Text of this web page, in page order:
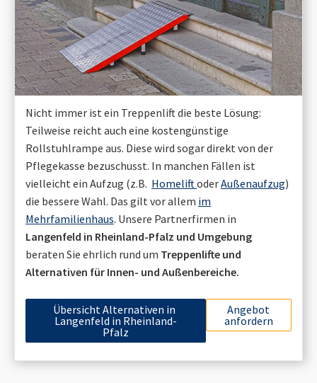
Nicht immer ist ein Treppenlift die beste Lösung:
Teilweise reicht auch eine kostengünstige
Rollstuhlrampe aus. Diese wird sogar direkt von der
Pflegekasse bezuschusst. In manchen Fällen ist
vielleicht ein Aufzug (z.B. HomeliftoderAußenaufzug)
die bessere Wahl. Das gilt vor allem im
Mehrfamilienhaus. Unsere Partnerfirmen in
Langenfeld in Rheinland-Pfalz und Umgebung
beraten Sie ehrlich rund um Treppenlifte und
Alternativen für Innen- und Außenbereiche.
Übersicht Alternativen in
Langenfeld in Rheinland-
Pfalz
Angebot
anfordern